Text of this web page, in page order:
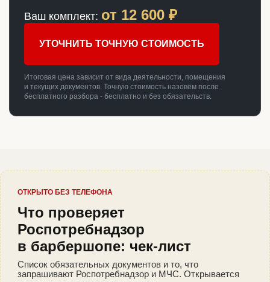
Ваш комплект: от 12 600 ₽
УТОЧНИТЬ ТОЧНУЮ СТОИМОСТЬ
Итоговая цена зависит от вида деятельности, помещения
и текущих документов. Точную стоимость назовём после
бесплатного разбора - бесплатно и без обязательств.
ОТКРЫТО БЕЗ ТЕЛЕФОНА
Что проверяет
Роспотребнадзор
в барбершопе: чек-лист
Список обязательных документов и то, что
запрашивают Роспотребнадзор и МЧС. Открывается